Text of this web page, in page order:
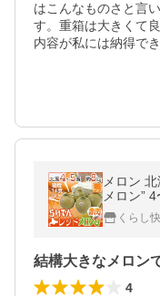
はこんなものさと言
す。重箱は大きくて
内容が私には納得で
メロン
メロン”
旬以降】
くらし
4